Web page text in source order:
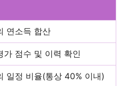
연소득 합산
가 점수 및 이력 확인
일정 비율(통상 40% 이내)